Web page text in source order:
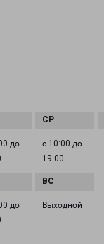
до
с 10:00 до
19:00
до
Выходной